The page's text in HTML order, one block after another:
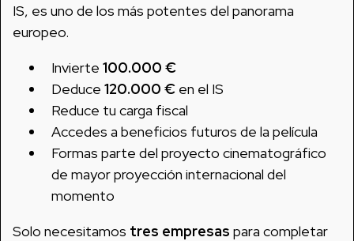
IS, es uno de los más potentes del panorama
europeo.
Invierte 100.000 €
Deduce 120.000 € en el IS
Reduce tu carga fiscal
Accedes a beneficios futuros de la película
Formas parte del proyecto cinematográfico
de mayor proyección internacional del
momento
Solo necesitamos tres empresas para completar